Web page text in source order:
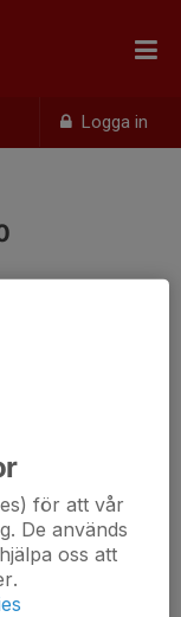
Logga in
för att vår
De används
oss att